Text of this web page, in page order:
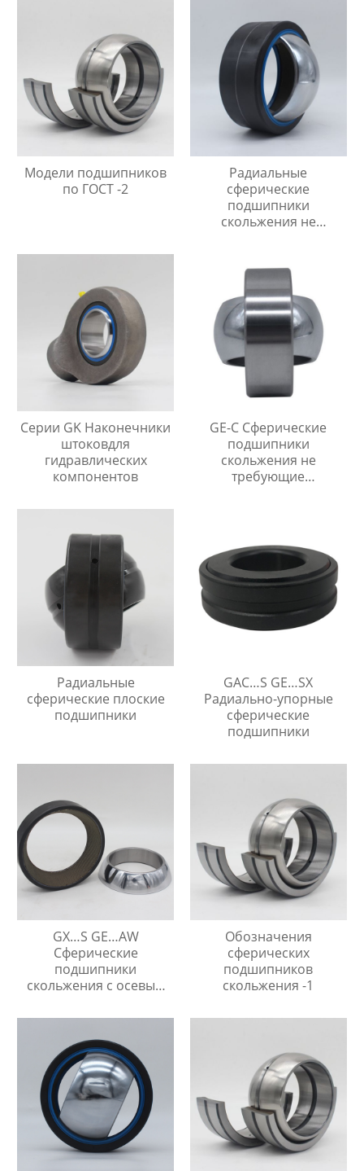
Модели подшипников
по ГОСТ -2
Радиальные
сферические
подшипники
скольжения не
обслуживания
Серии GK Наконечники
штоковдля
гидравлических
компонентов
GE-C Сферические
подшипники
скольжения не
требующие
Радиальные
сферические плоские
подшипники
GAC…S GE…SX
Радиально-упорные
сферические
подшипники
GX…S GE…AW
Сферические
подшипники
скольжения с осевым
Обозначения
сферических
подшипников
скольжения -1